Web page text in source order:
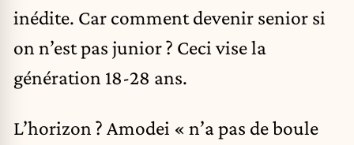
inédite. Car comment devenir senior si
on n’est pas junior ? Ceci vise la
génération 18-28 ans.
L’horizon ? Amodei « n’a pas de boule